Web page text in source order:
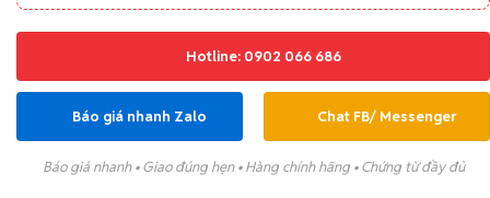
Hotline: 0902 066 686
Báo giá nhanh Zalo Chat FB/ Messenger
Báo giá nhanh • Giao đúng hẹn • Hàng chính hãng • Chứng từ đầy đủ